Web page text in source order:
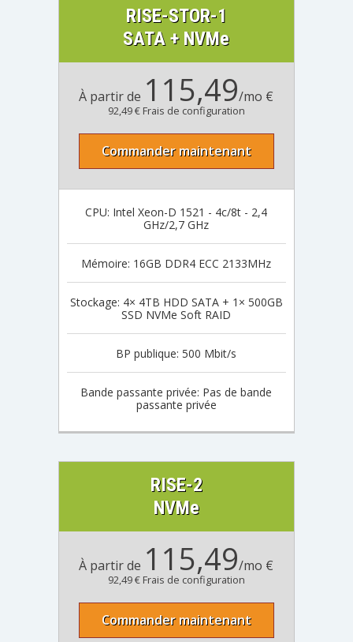
RISE-STOR-1
SATA + NVMe
À partir de 115,49/mo €
92,49 € Frais de configuration
Commander maintenant
CPU: Intel Xeon-D 1521 - 4c/8t - 2,4
GHz/2,7 GHz
Mémoire: 16GB DDR4 ECC 2133MHz
Stockage: 4× 4TB HDD SATA + 1× 500GB
SSD NVMe Soft RAID
BP publique: 500 Mbit/s
Bande passante privée: Pas de bande
passante privée
RISE-2
NVMe
À partir de 115,49/mo €
92,49 € Frais de configuration
Commander maintenant